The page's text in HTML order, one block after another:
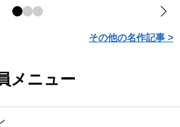
その他の名作記事 >
メニュー